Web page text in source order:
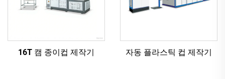
16T 캠 종이컵 제작기 자동 플라스틱 컵 제작기